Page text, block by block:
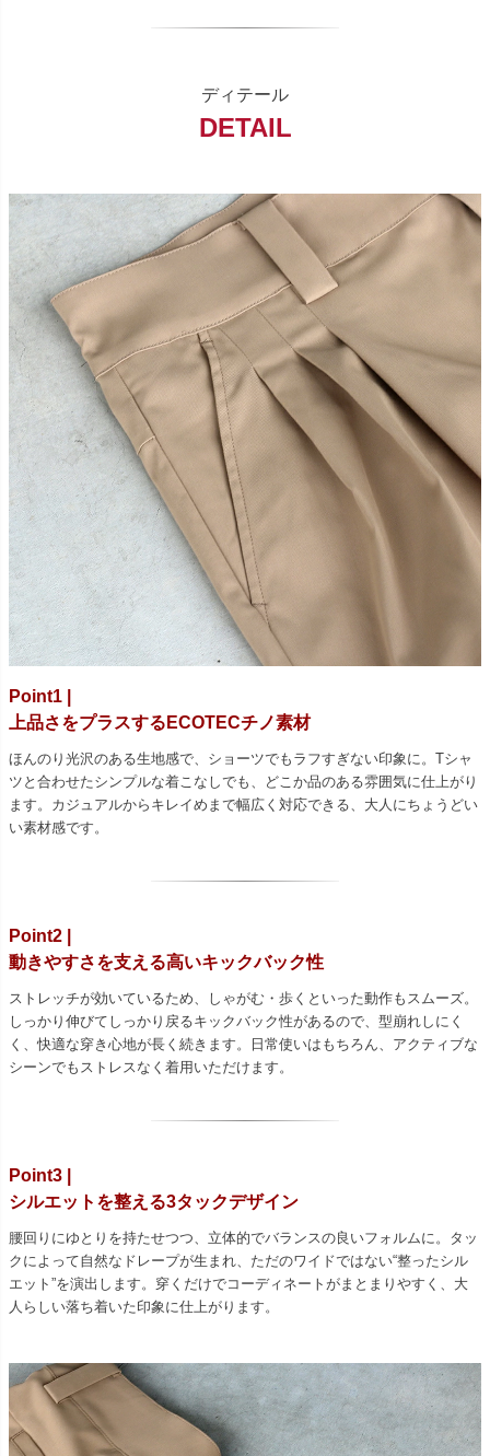
ディテール
DETAIL
Point1 |
上品さをプラスするECOTECチノ素材
ほんのり光沢のある生地感で、ショーツでもラフすぎない印象に。Tシャ
ツと合わせたシンプルな着こなしでも、どこか品のある雰囲気に仕上がり
ます。カジュアルからキレイめまで幅広く対応できる、大人にちょうどい
い素材感です。
Point2 |
動きやすさを支える高いキックバック性
ストレッチが効いているため、しゃがむ・歩くといった動作もスムーズ。
しっかり伸びてしっかり戻るキックバック性があるので、型崩れしにく
く、快適な穿き心地が長く続きます。日常使いはもちろん、アクティブな
シーンでもストレスなく着用いただけます。
Point3 |
シルエットを整える3タックデザイン
腰回りにゆとりを持たせつつ、立体的でバランスの良いフォルムに。タッ
クによって自然なドレープが生まれ、ただのワイドではない“整ったシル
エット”を演出します。穿くだけでコーディネートがまとまりやすく、大
人らしい落ち着いた印象に仕上がります。